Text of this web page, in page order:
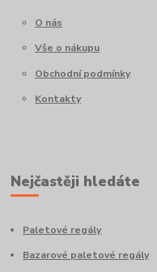
O nás
Vše o nákupu
Obchodní podmínky
Kontakty
Nejčastěji hledáte
Paletové regály
Bazarové paletové regály